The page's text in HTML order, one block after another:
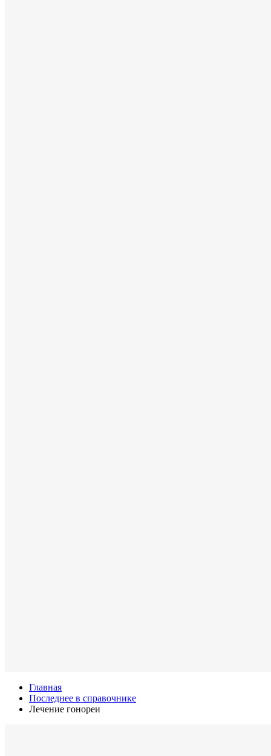
Главная
Последнее в справочнике
Лечение гонореи